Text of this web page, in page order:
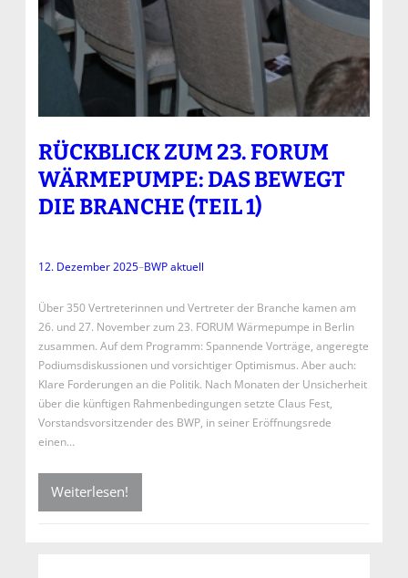
RÜCKBLICK ZUM 23. FORUM
WÄRMEPUMPE: DAS BEWEGT
DIE BRANCHE (TEIL 1)
12. Dezember 2025–BWP aktuell
Über 350 Vertreterinnen und Vertreter der Branche kamen am
26. und 27. November zum 23. FORUM Wärmepumpe in Berlin
zusammen. Auf dem Programm: Spannende Vorträge, angeregte
Podiumsdiskussionen und vorsichtiger Optimismus. Aber auch:
Klare Forderungen an die Politik. Nach Monaten der Unsicherheit
über die künftigen Rahmenbedingungen setzte Claus Fest,
Vorstandsvorsitzender des BWP, in seiner Eröffnungsrede
einen…
Weiterlesen!